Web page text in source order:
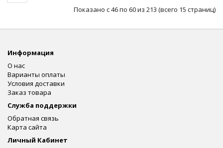
Показано с 46 по 60 из 213 (всего 15 страниц)
Информация
О нас
Варианты оплаты
Условия доставки
Заказ товара
Служба поддержки
Обратная связь
Карта сайта
Личный Кабинет